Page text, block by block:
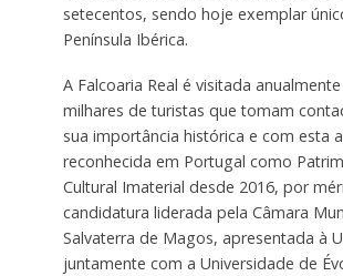
setecentos, sendo hoje exemplar
Península Ibérica.
A Falcoaria Real é visitada
milhares de turistas que tomam
sua importância histórica e com esta
reconhecida em Portugal como
Cultural Imaterial desde 2016, por
candidatura liderada pela Câmara
Salvaterra de Magos, apresentada à
juntamente com a Universidade de